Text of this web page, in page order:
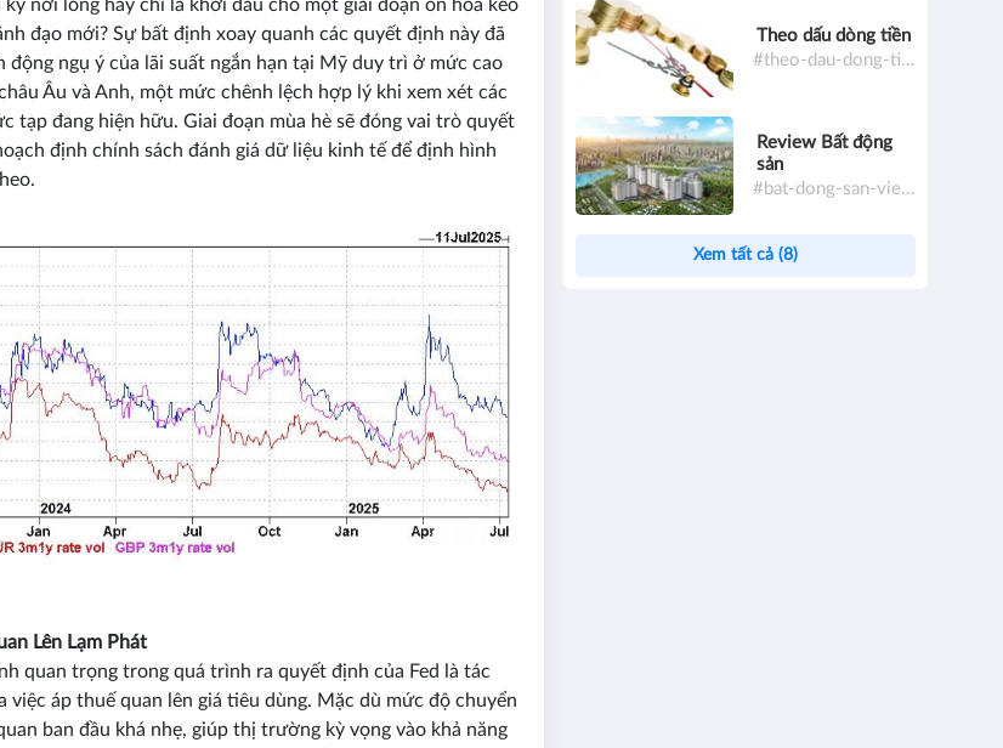
nới lỏng hay chỉ là khởi đầu cho một giai đoạn ôn hòa kéo
đạo mới? Sự bất định xoay quanh các quyết định này đã
động ngụ ý của lãi suất ngắn hạn tại Mỹ duy trì ở mức cao
Âu và Anh, một mức chênh lệch hợp lý khi xem xét các
tạp đang hiện hữu. Giai đoạn mùa hè sẽ đóng vai trò quyết
định chính sách đánh giá dữ liệu kinh tế để định hình
Lên Lạm Phát
quan trọng trong quá trình ra quyết định của Fed là tác
việc áp thuế quan lên giá tiêu dùng. Mặc dù mức độ chuyển
ban đầu khá nhẹ, giúp thị trường kỳ vọng vào khả năng
Theo dấu dòng tiền
#theo-dau-dong-tien
Review Bất động
sản
#bat-dong-san-viet-nam
Xem tất cả (8)